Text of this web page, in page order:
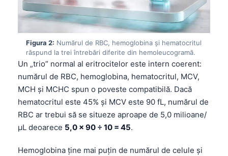
Figura 2: Numărul de RBC, hemoglobina și hematocritul
răspund la trei întrebări diferite din hemoleucogramă.
Un „trio” normal al eritrocitelor este intern coerent:
numărul de RBC, hemoglobina, hematocritul, MCV,
MCH și MCHC spun o poveste compatibilă. Dacă
hematocritul este 45% și MCV este 90 fL, numărul de
RBC ar trebui să se situeze aproape de 5,0 milioane/
µL deoarece 5,0 × 90 ÷ 10 = 45.
Hemoglobina ține mai puțin de numărul de celule și